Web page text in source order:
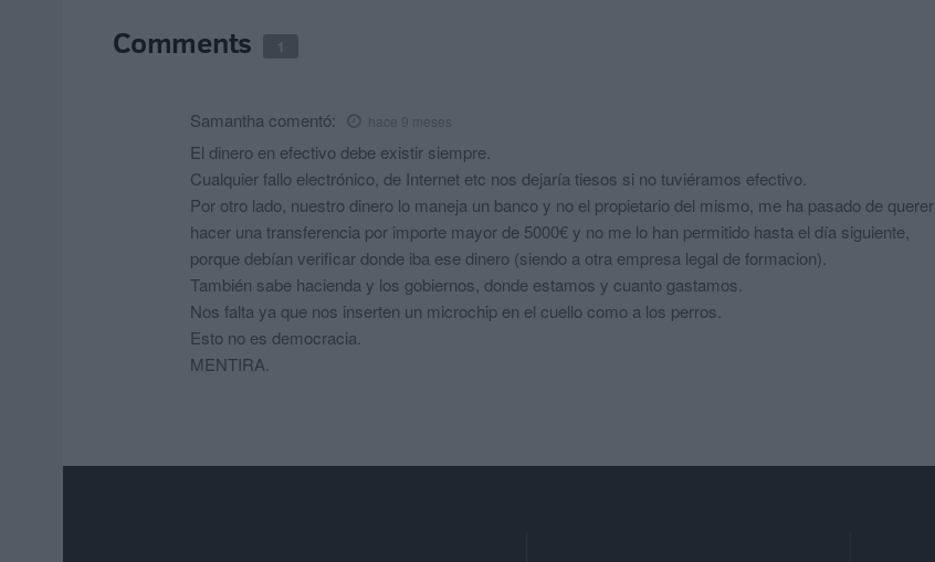
Comments 1
Samantha comentó: hace 9 meses
El dinero en efectivo debe existir siempre.
Cualquier fallo electrónico, de Internet etc nos dejaría tiesos si no tuviéramos efectivo.
Por otro lado, nuestro dinero lo maneja un banco y no el propietario del mismo, me ha pasado de querer
hacer una transferencia por importe mayor de 5000€ y no me lo han permitido hasta el día siguiente,
porque debían verificar donde iba ese dinero (siendo a otra empresa legal de formacion).
También sabe hacienda y los gobiernos, donde estamos y cuanto gastamos.
Nos falta ya que nos inserten un microchip en el cuello como a los perros.
Esto no es democracia.
MENTIRA.